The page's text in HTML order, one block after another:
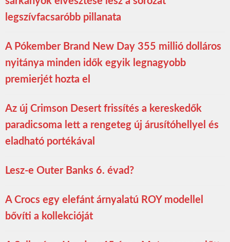
legszívfacsaróbb pillanata
A Pókember Brand New Day 355 millió dolláros
nyitánya minden idők egyik legnagyobb
premierjét hozta el
Az új Crimson Desert frissítés a kereskedők
paradicsoma lett a rengeteg új árusítóhellyel és
eladható portékával
Lesz-e Outer Banks 6. évad?
A Crocs egy elefánt árnyalatú ROY modellel
bővíti a kollekcióját